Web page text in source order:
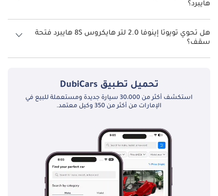
هايبرد؟
نظام الدفع في تويوتا إينوفا Front Wheel Drive 2.0 لتر هايكروس 8S هايبرد.
هل تحوي تويوتا إينوفا 2.0 لتر هايكروس 8S هايبرد فتحة
سقف؟
نعم توفر تويوتا إينوفا 2.0 لتر هايكروس 8S هايبرد فتحة السقف كخيار.
تحميل تطبيق DubiCars
استكشف أكثر من 30،000 سيارة جديدة ومستعملة للبيع في
الإمارات من أكثر من 350 وكيل معتمد.